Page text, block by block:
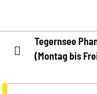
Tegernsee
(Montag bis